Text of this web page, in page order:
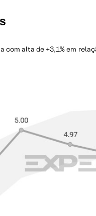
com alta de +3,1% em